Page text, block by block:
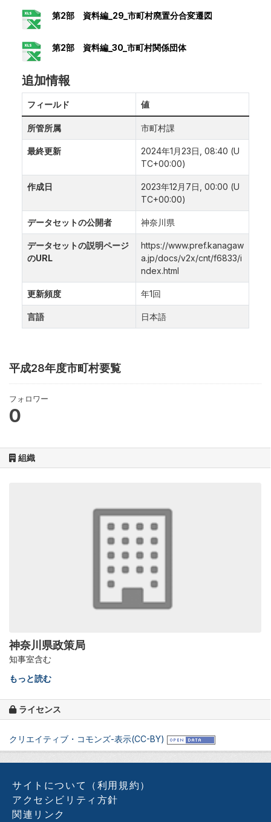
平成28年度市町村要覧
フォロワー
0
組織
神奈川県政策局
知事室含む
もっと読む
ライセンス
クリエイティブ・コモンズ-表示(CC-BY)
第2部 資料編_29_市町村廃置分合変遷図
第2部 資料編_30_市町村関係団体
追加情報
フィールド 値
所管所属 市町村課
最終更新
2024年1月23日, 08:40 (U
TC+00:00)
作成日
2023年12月7日, 00:00 (U
TC+00:00)
データセットの公開者 神奈川県
データセットの説明ページ
のURL
https://www.pref.kanagaw
a.jp/docs/v2x/cnt/f6833/i
ndex.html
更新頻度 年1回
言語 日本語
サイトについて（利用規約）
アクセシビリティ方針
関連リンク